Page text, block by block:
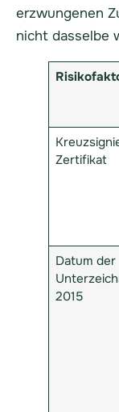
erzwungenen
nicht dasselbe
Zertifikat
Datum der
2015